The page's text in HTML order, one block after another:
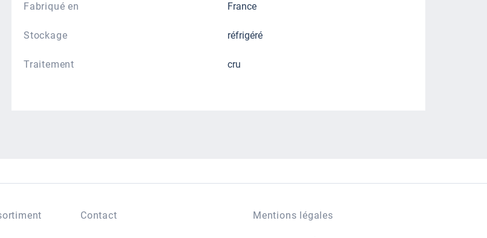
Fabriqué en France
Stockage réfrigéré
Traitement cru
Contact Mentions légales